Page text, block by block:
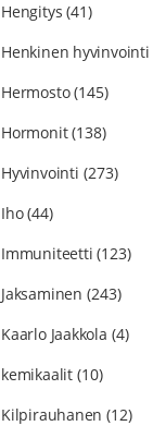
Hengitys (41)
Henkinen hyvinvointi
Hermosto(145)
Hormonit(138)
Hyvinvointi (273)
Iho(44)
Immuniteetti (123)
Jaksaminen (243)
Kaarlo Jaakkola (4)
kemikaalit(10)
Kilpirauhanen (12)